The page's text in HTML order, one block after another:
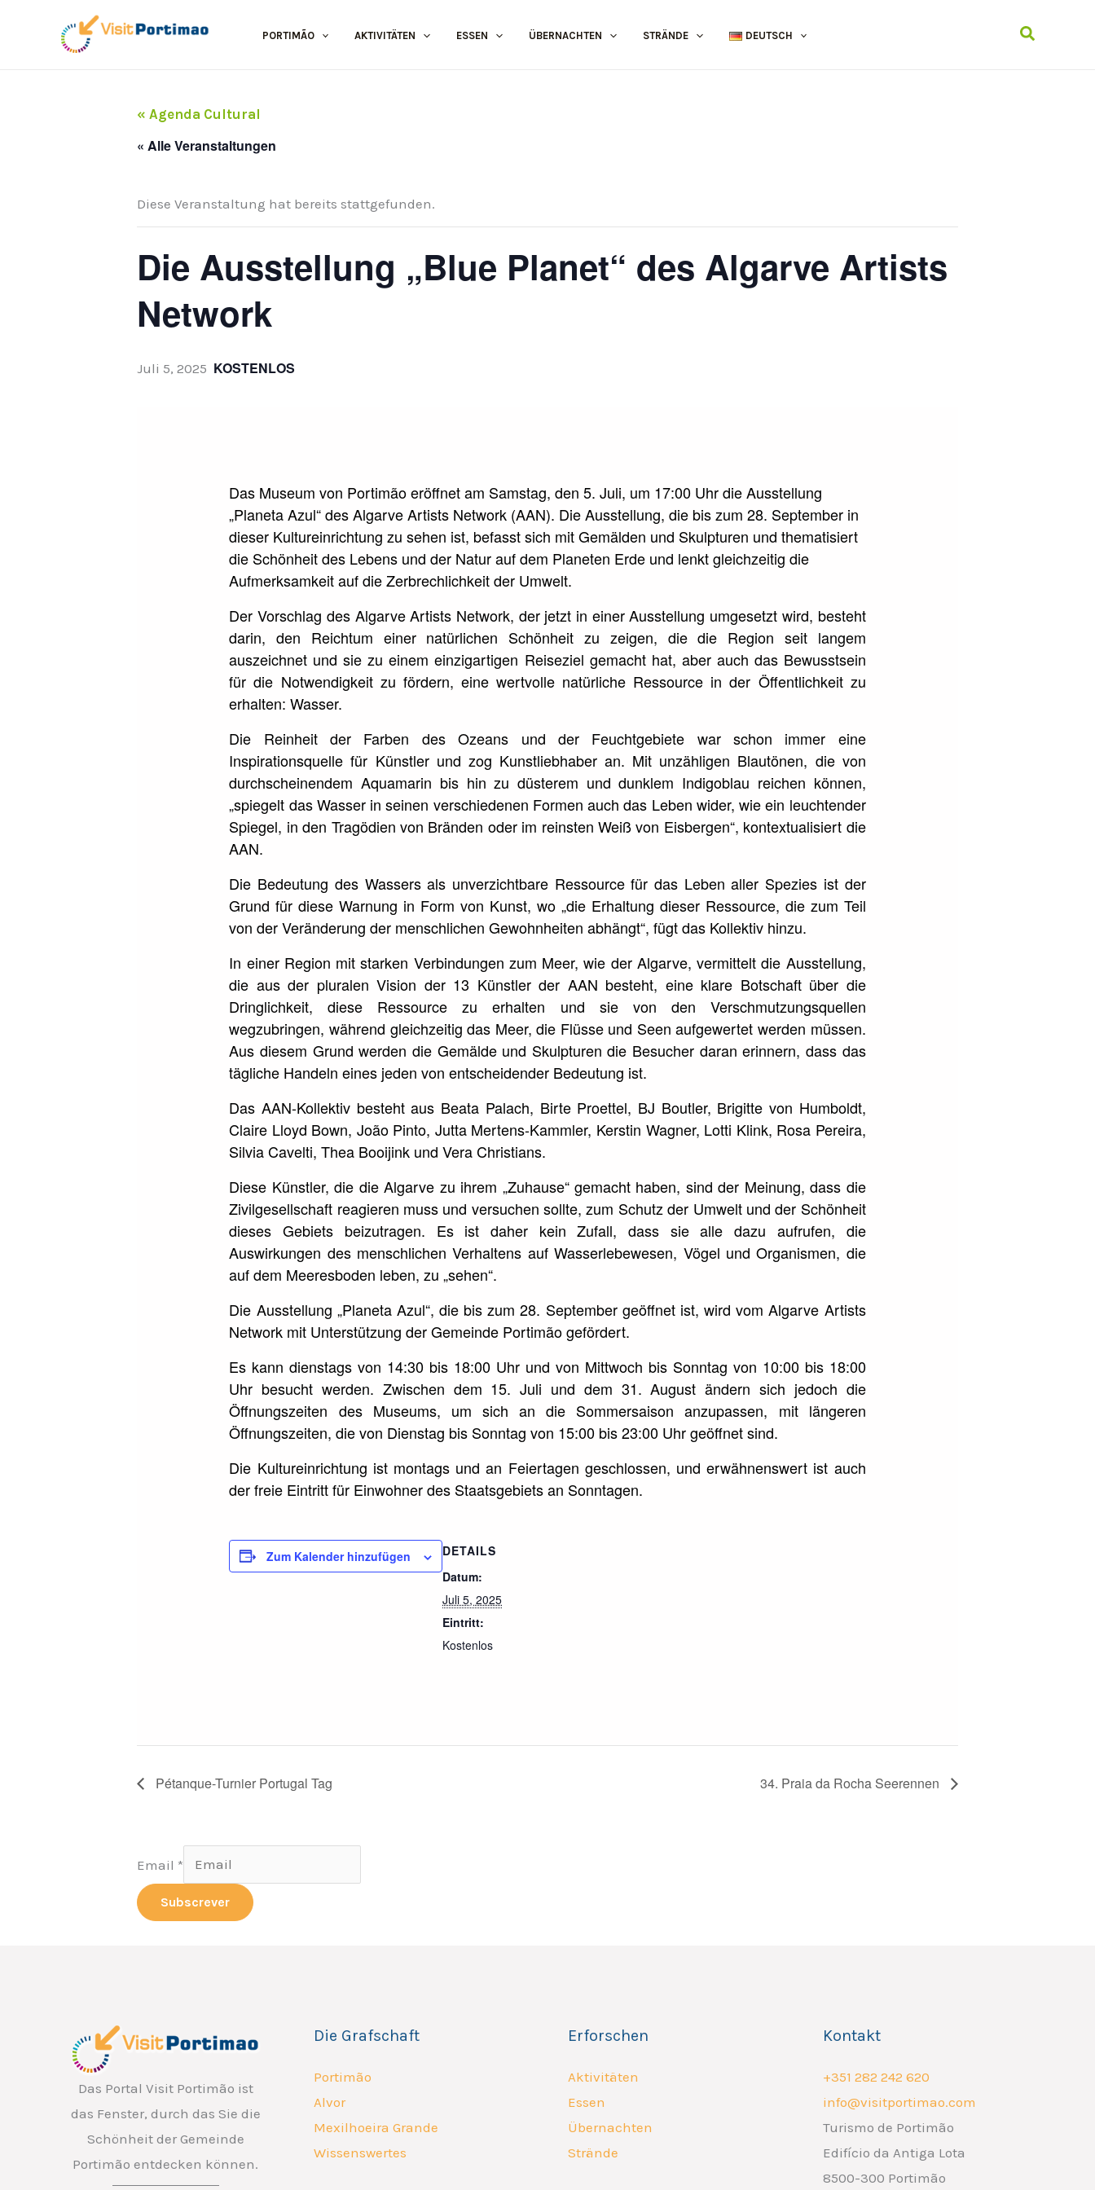
PORTIMÃO AKTIVITÄTEN ESSEN ÜBERNACHTEN STRÄNDE DEUTSCH Suchen
« Agenda Cultural
« Alle Veranstaltungen
Diese Veranstaltung hat bereits stattgefunden.
Die Ausstellung „Blue Planet“ des Algarve Artists
Network
Juli 5, 2025 KOSTENLOS
Das Museum von Portimão eröffnet am Samstag, den 5. Juli, um 17:00 Uhr die Ausstellung
„Planeta Azul“ des Algarve Artists Network (AAN). Die Ausstellung, die bis zum 28. September in
dieser Kultureinrichtung zu sehen ist, befasst sich mit Gemälden und Skulpturen und thematisiert
die Schönheit des Lebens und der Natur auf dem Planeten Erde und lenkt gleichzeitig die
Aufmerksamkeit auf die Zerbrechlichkeit der Umwelt.
Der Vorschlag des Algarve Artists Network, der jetzt in einer Ausstellung umgesetzt wird, besteht
darin, den Reichtum einer natürlichen Schönheit zu zeigen, die die Region seit langem
auszeichnet und sie zu einem einzigartigen Reiseziel gemacht hat, aber auch das Bewusstsein
für die Notwendigkeit zu fördern, eine wertvolle natürliche Ressource in der Öffentlichkeit zu
erhalten: Wasser.
Die Reinheit der Farben des Ozeans und der Feuchtgebiete war schon immer eine
Inspirationsquelle für Künstler und zog Kunstliebhaber an. Mit unzähligen Blautönen, die von
durchscheinendem Aquamarin bis hin zu düsterem und dunklem Indigoblau reichen können,
„spiegelt das Wasser in seinen verschiedenen Formen auch das Leben wider, wie ein leuchtender
Spiegel, in den Tragödien von Bränden oder im reinsten Weiß von Eisbergen“, kontextualisiert die
AAN.
Die Bedeutung des Wassers als unverzichtbare Ressource für das Leben aller Spezies ist der
Grund für diese Warnung in Form von Kunst, wo „die Erhaltung dieser Ressource, die zum Teil
von der Veränderung der menschlichen Gewohnheiten abhängt“, fügt das Kollektiv hinzu.
In einer Region mit starken Verbindungen zum Meer, wie der Algarve, vermittelt die Ausstellung,
die aus der pluralen Vision der 13 Künstler der AAN besteht, eine klare Botschaft über die
Dringlichkeit, diese Ressource zu erhalten und sie von den Verschmutzungsquellen
wegzubringen, während gleichzeitig das Meer, die Flüsse und Seen aufgewertet werden müssen.
Aus diesem Grund werden die Gemälde und Skulpturen die Besucher daran erinnern, dass das
tägliche Handeln eines jeden von entscheidender Bedeutung ist.
Das AAN-Kollektiv besteht aus Beata Palach, Birte Proettel, BJ Boutler, Brigitte von Humboldt,
Claire Lloyd Bown, João Pinto, Jutta Mertens-Kammler, Kerstin Wagner, Lotti Klink, Rosa Pereira,
Silvia Cavelti, Thea Booijink und Vera Christians.
Diese Künstler, die die Algarve zu ihrem „Zuhause“ gemacht haben, sind der Meinung, dass die
Zivilgesellschaft reagieren muss und versuchen sollte, zum Schutz der Umwelt und der Schönheit
dieses Gebiets beizutragen. Es ist daher kein Zufall, dass sie alle dazu aufrufen, die
Auswirkungen des menschlichen Verhaltens auf Wasserlebewesen, Vögel und Organismen, die
auf dem Meeresboden leben, zu „sehen“.
Die Ausstellung „Planeta Azul“, die bis zum 28. September geöffnet ist, wird vom Algarve Artists
Network mit Unterstützung der Gemeinde Portimão gefördert.
Es kann dienstags von 14:30 bis 18:00 Uhr und von Mittwoch bis Sonntag von 10:00 bis 18:00
Uhr besucht werden. Zwischen dem 15. Juli und dem 31. August ändern sich jedoch die
Öffnungszeiten des Museums, um sich an die Sommersaison anzupassen, mit längeren
Öffnungszeiten, die von Dienstag bis Sonntag von 15:00 bis 23:00 Uhr geöffnet sind.
Die Kultureinrichtung ist montags und an Feiertagen geschlossen, und erwähnenswert ist auch
der freie Eintritt für Einwohner des Staatsgebiets an Sonntagen.
Zum Kalender hinzufügen
DETAILS
Datum:
Juli 5, 2025
Eintritt:
Kostenlos
Pétanque-Turnier Portugal Tag 34. Praia da Rocha Seerennen
Email
Email *
Subscrever
Das Portal Visit Portimão ist
das Fenster, durch das Sie die
Schönheit der Gemeinde
Portimão entdecken können.
Die Grafschaft
Portimão
Alvor
Mexilhoeira Grande
Wissenswertes
Erforschen
Aktivitäten
Essen
Übernachten
Strände
Kontakt
+351 282 242 620
info@visitportimao.com
Turismo de Portimão
Edifício da Antiga Lota
8500-300 Portimão